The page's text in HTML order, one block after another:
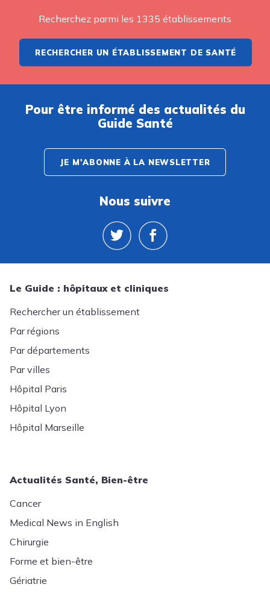
Recherchez parmi les 1335 établissements
RECHERCHER UN ÉTABLISSEMENT DE SANTÉ
Pour être informé des actualités du
Guide Santé
JE M'ABONNE À LA NEWSLETTER
Nous suivre
Le Guide : hôpitaux et cliniques
Rechercher un établissement
Par régions
Par départements
Par villes
Hôpital Paris
Hôpital Lyon
Hôpital Marseille
Actualités Santé, Bien-être
Cancer
Medical News in English
Chirurgie
Forme et bien-être
Gériatrie